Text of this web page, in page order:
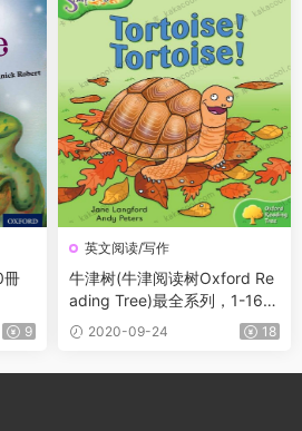
冊
9
英文阅读/写作
牛津树(牛津阅读树Oxford Re
ading Tree)最全系列，1-16级
阅读(英音)+1-9级阅读(美音)+
ReadAtHome+写作+单词本
2020-09-24 18